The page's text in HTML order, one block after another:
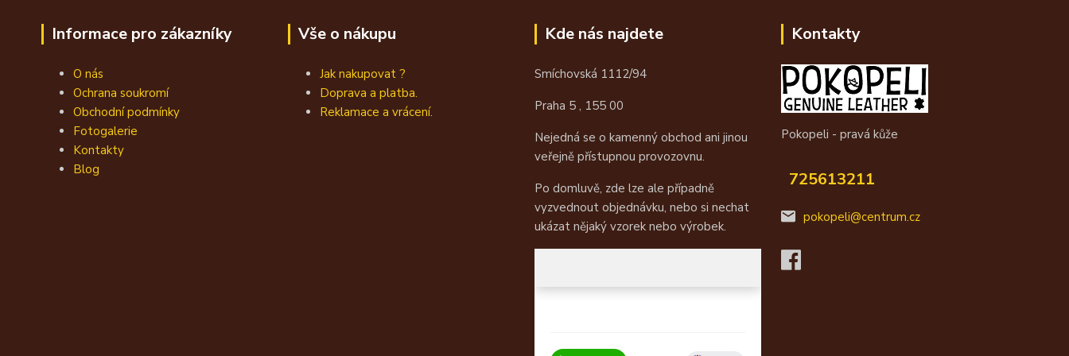
Informace pro zákazníky
O nás
Ochrana soukromí
Obchodní podmínky
Fotogalerie
Kontakty
Blog
Vše o nákupu
Jak nakupovat ?
Doprava a platba.
Reklamace a vrácení.
Kde nás najdete
Smíchovská 1112/94
Praha 5 , 155 00
Nejedná se o kamenný obchod ani jinou
veřejně přístupnou provozovnu.
Po domluvě, zde lze ale případně
vyzvednout objednávku, nebo si nechat
ukázat nějaký vzorek nebo výrobek.
Kontakty
Pokopeli - pravá kůže
725613211
pokopeli@centrum.cz